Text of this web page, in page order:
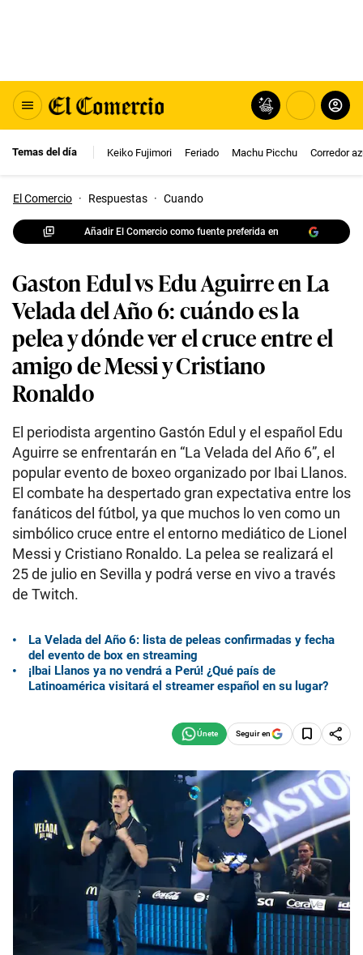
Temas del día Keiko Fujimori Feriado Machu Picchu Corredor
El Comercio · Respuestas · Cuando
Añadir El Comercio como fuente preferida en
Gaston Edul vs Edu Aguirre en La
Velada del Año 6: cuándo es la
pelea y dónde ver el cruce entre el
amigo de Messi y Cristiano
Ronaldo
El periodista argentino Gastón Edul y el español Edu
Aguirre se enfrentarán en “La Velada del Año 6”, el
popular evento de boxeo organizado por Ibai Llanos.
El combate ha despertado gran expectativa entre los
fanáticos del fútbol, ya que muchos lo ven como un
simbólico cruce entre el entorno mediático de Lionel
Messi y Cristiano Ronaldo. La pelea se realizará el
25 de julio en Sevilla y podrá verse en vivo a través
de Twitch.
La Velada del Año 6: lista de peleas confirmadas y fecha
del evento de box en streaming
¡Ibai Llanos ya no vendrá a Perú! ¿Qué país de
Latinoamérica visitará el streamer español en su lugar?
Seguir en